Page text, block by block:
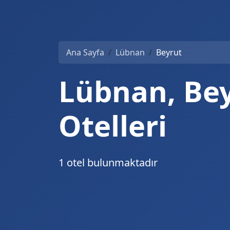
Ana Sayfa Lübnan Beyrut
Lübnan,
Otelleri
1 otel bulunmaktadır